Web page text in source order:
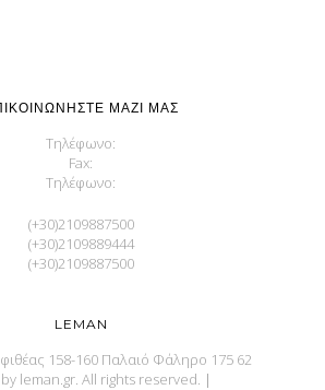
ΜΑΖΊ ΜΑΣ
Τηλέφωνο:
Fax:
Τηλέφωνο:
(+30)2109887500
(+30)2109889444
(+30)2109887500
LEMAN
158-160 Παλαιό Φάληρο 175 62
leman.gr. All rights reserved. |